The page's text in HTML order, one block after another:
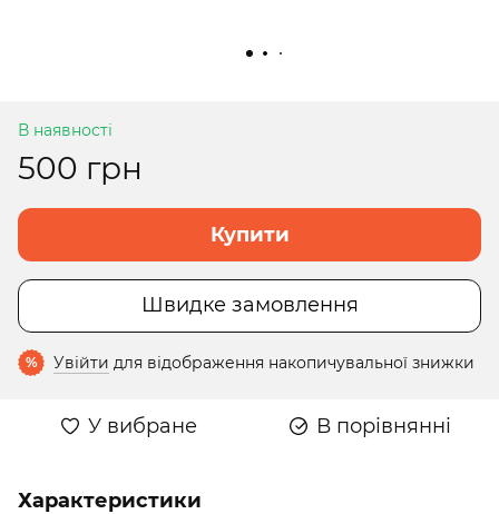
В наявності
500 грн
Купити
Швидке замовлення
% Увійти для відображення накопичувальної знижки
У вибране В порівнянні
Характеристики